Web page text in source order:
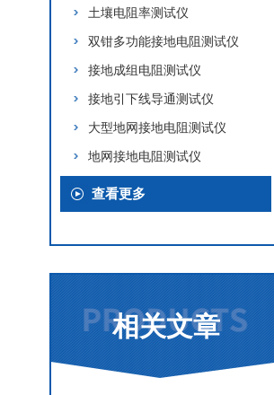
土壤电阻率测试仪
双钳多功能接地电阻测试仪
接地成组电阻测试仪
接地引下线导通测试仪
大型地网接地电阻测试仪
地网接地电阻测试仪
查看更多
相关文章